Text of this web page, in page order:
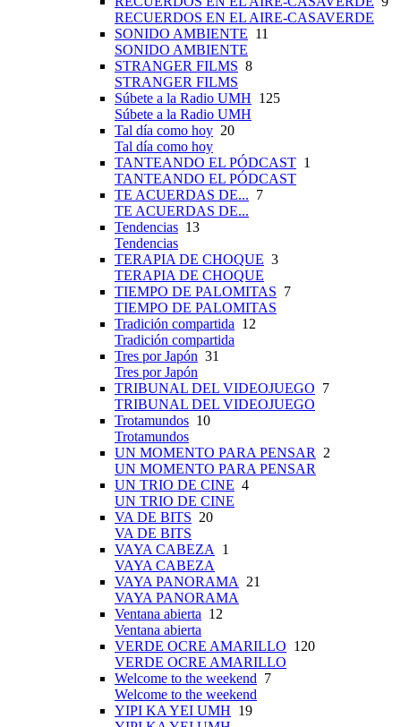
RECUERDOS EN EL AIRE-CASAVERDE
SONIDO AMBIENTE 11
SONIDO AMBIENTE
STRANGER FILMS 8
STRANGER FILMS
Súbete a la Radio UMH 125
Súbete a la Radio UMH
Tal día como hoy 20
Tal día como hoy
TANTEANDO EL PÓDCAST 1
TANTEANDO EL PÓDCAST
TE ACUERDAS DE... 7
TE ACUERDAS DE...
Tendencias 13
Tendencias
TERAPIA DE CHOQUE 3
TERAPIA DE CHOQUE
TIEMPO DE PALOMITAS 7
TIEMPO DE PALOMITAS
Tradición compartida 12
Tradición compartida
Tres por Japón 31
Tres por Japón
TRIBUNAL DEL VIDEOJUEGO 7
TRIBUNAL DEL VIDEOJUEGO
Trotamundos 10
Trotamundos
UN MOMENTO PARA PENSAR
2
UN MOMENTO PARA PENSAR
UN TRIO DE CINE 4
UN TRIO DE CINE
VA DE BITS 20
VA DE BITS
VAYA CABEZA
1
VAYA CABEZA
VAYA PANORAMA
21
VAYA PANORAMA
Ventana abierta 12
Ventana abierta
VERDE OCRE AMARILLO 120
VERDE OCRE AMARILLO
Welcome to the weekend 7
Welcome to the weekend
YIPI KA YEI UMH 19